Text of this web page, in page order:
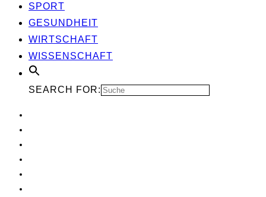
SPORT
GESUND­HEIT
WIRT­SCHAFT
WIS­SEN­SCHAFT
SEARCH FOR: